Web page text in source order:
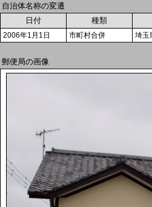
自治体名称の変遷
日付
種類
2006年1月1日 市町村合併 埼玉
郵便局の画像